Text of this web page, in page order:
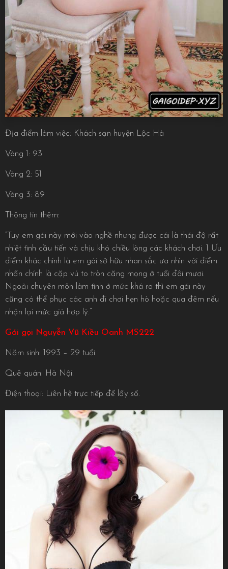
Địa điểm làm việc: Khách sạn huyện Lộc Hà
Vòng 1: 93
Vòng 2: 51
Vòng 3: 89
Thông tin thêm:
“Tuy em gái này mới vào nghề nhưng được cái là thái độ rất
nhiệt tình cầu tiến và chịu khó chiều lòng các khách chơi. 1 Ưu
điểm khác chính là em gái sở hữu nhan sắc ưa nhìn với điểm
nhấn chính là cặp vú to tròn căng mọng ở tuổi đôi mươi.
Ngoải chuyên môn làm tình ở mức khá ra thì em gái này
cũng có thể phục các anh đi chơi hẹn hò hoặc qua đêm nếu
nhận lại mức giá hợp lý.”
Gái gọi Nguyễn Vũ Kiều Oanh MS222
Năm sinh: 1993 – 29 tuổi.
Quê quán: Hà Nội.
Điện thoại: Liên hệ trực tiếp để lấy số.